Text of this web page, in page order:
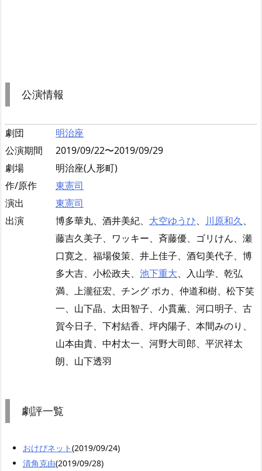
公演情報
劇団
明治座
公演期間
2019/09/22〜2019/09/29
劇場
明治座(人形町)
作/原作
東憲司
演出
東憲司
出演
博多華丸、酒井美紀、 大空ゆうひ、 川原和久、
藤吉久美子、ワッキー、斉藤優、ゴリけん、瀬
口寛之、福場俊策、井上佳子、酒匂美代子、博
多大吉、小松政夫、 池下重大、入山学、乾弘
満、上瀧征宏、チング ポカ、仲道和樹、松下笑
一、山下晶、太田智子、小貫薫、河口明子、古
賀今日子、下村結香、坪内陽子、本間みのり、
山本由貴、中村太一、河野大司郎、平沢祥太
朗、山下透羽
劇評一覧
おけぴネット(2019/09/24)
清角克由(2019/09/28)